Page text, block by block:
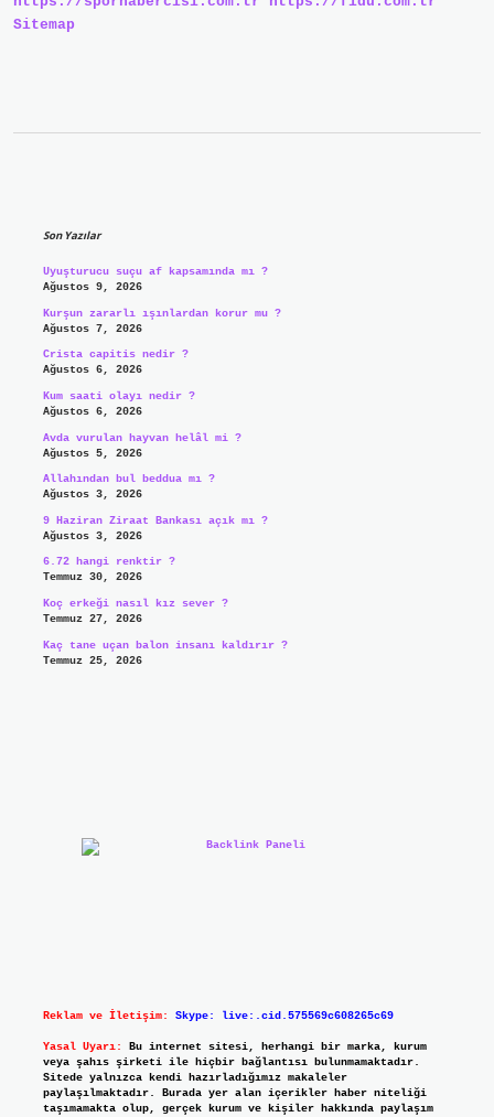
Sitemap
Son Yazılar
Uyuşturucu suçu af kapsamında mı ?
Ağustos 9, 2026
Kurşun zararlı ışınlardan korur mu ?
Ağustos 7, 2026
Crista capitis nedir ?
Ağustos 6, 2026
Kum saati olayı nedir ?
Ağustos 6, 2026
Avda vurulan hayvan helâl mi ?
Ağustos 5, 2026
Allahından bul beddua mı ?
Ağustos 3, 2026
9 Haziran Ziraat Bankası açık mı ?
Ağustos 3, 2026
6.72 hangi renktir ?
Temmuz 30, 2026
Koç erkeği nasıl kız sever ?
Temmuz 27, 2026
Kaç tane uçan balon insanı kaldırır ?
Temmuz 25, 2026
Reklam ve İletişim: Skype: live:.cid.575569c608265c69
Yasal Uyarı:
Bu internet sitesi, herhangi bir marka, kurum
veya şahıs şirketi ile hiçbir bağlantısı bulunmamaktadır.
Sitede yalnızca kendi hazırladığımız makaleler
paylaşılmaktadır. Burada yer alan içerikler haber niteliği
taşımamakta olup, gerçek kurum ve kişiler hakkında paylaşım